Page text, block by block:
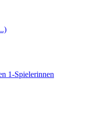
1-Spielerinnen